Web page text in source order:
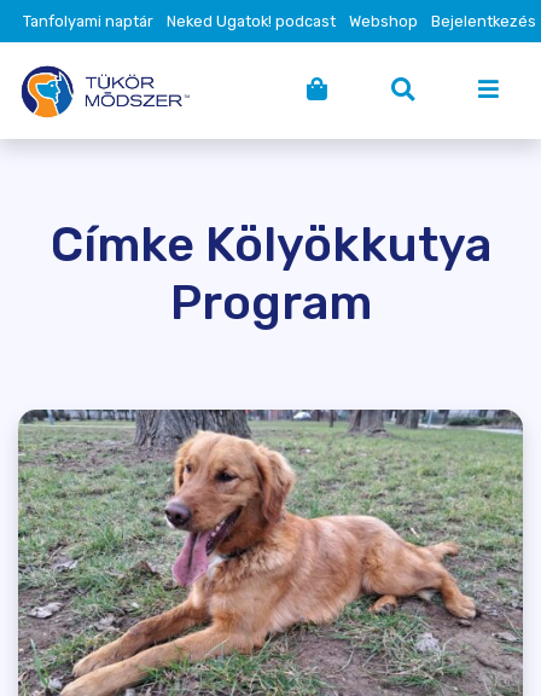
Tanfolyami naptár Neked Ugatok! podcast Webshop Bejelentkezés
Címke Kölyökkutya
Program